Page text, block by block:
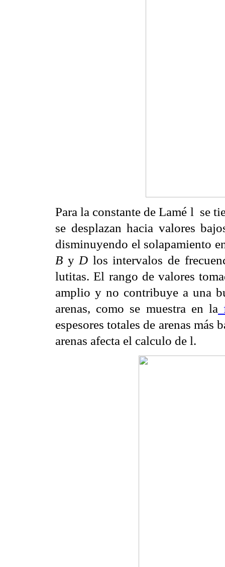
Para la constante de Lamé l se
se desplazan hacia valores
disminuyendo el solapamiento
B y D los intervalos de
lutitas. El rango de valores
amplio y no contribuye a una
arenas, como se muestra en la
espesores totales de arenas más
arenas afecta el calculo de l.